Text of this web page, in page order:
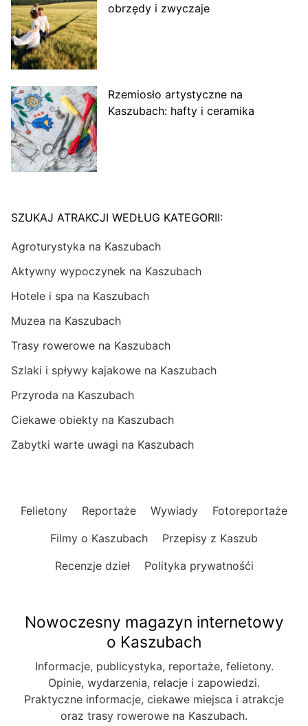
obrzędy i zwyczaje
Rzemiosło artystyczne na
Kaszubach: hafty i ceramika
SZUKAJ ATRAKCJI WEDŁUG KATEGORII:
Agroturystyka na Kaszubach
Aktywny wypoczynek na Kaszubach
Hotele i spa na Kaszubach
Muzea na Kaszubach
Trasy rowerowe na Kaszubach
Szlaki i spływy kajakowe na Kaszubach
Przyroda na Kaszubach
Ciekawe obiekty na Kaszubach
Zabytki warte uwagi na Kaszubach
Felietony Reportaże Wywiady
Fotoreportaże
Filmy o Kaszubach
Przepisy z Kaszub
Recenzje dzieł
Polityka prywatnośći
Nowoczesny magazyn internetowy
o Kaszubach
Informacje, publicystyka, reportaże, felietony.
Opinie, wydarzenia, relacje i zapowiedzi.
Praktyczne informacje, ciekawe miejsca i atrakcje
oraz trasy rowerowe na Kaszubach.